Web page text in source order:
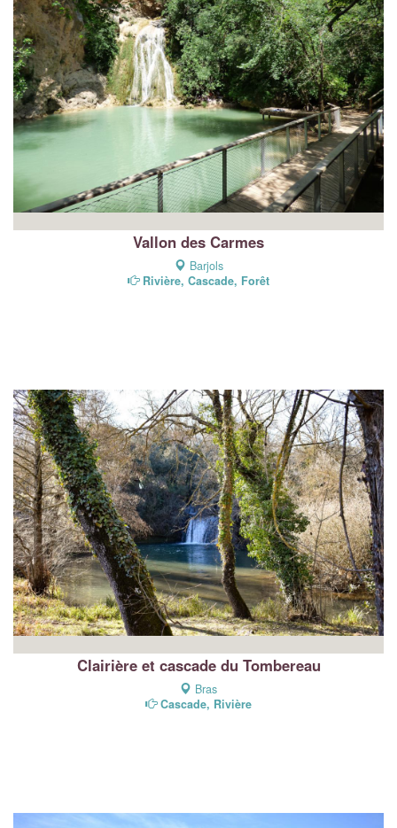
Vallon des Carmes
Barjols
Rivière, Cascade, Forêt
Clairière et cascade du Tombereau
Bras
Cascade, Rivière